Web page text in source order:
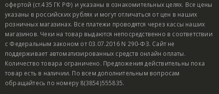
офертой (ст.435 ГК РФ) и указаны в ознакомительных целях. Все цены
указаны в российских рублях и могут отличаться от цен в наших
розничных магазинах. Все платежи проводятся через кассы наших
магазинов. Чеки на товар выдаются непосредственно в соответствии
с Федеральным законом от 03.07.2016 N 290-ФЗ. Сайт не
поддерживает автоматизированных средств онлайн оплаты.
Количество товара ограничено. Предложения действительны пока
товар есть в наличии. По всем дополнительным вопросам
обращайтесь по номеру 8(3854)555835.